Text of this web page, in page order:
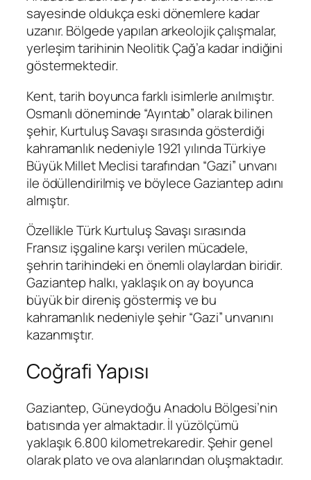
sayesinde oldukça eski dönemlere kadar
uzanır. Bölgede yapılan arkeolojik çalışmalar,
yerleşim tarihinin Neolitik Çağ’a kadar indiğini
göstermektedir.
Kent, tarih boyunca farklı isimlerle anılmıştır.
Osmanlı döneminde “Ayıntab” olarak bilinen
şehir, Kurtuluş Savaşı sırasında gösterdiği
kahramanlık nedeniyle 1921 yılında Türkiye
Büyük Millet Meclisi tarafından “Gazi” unvanı
ile ödüllendirilmiş ve böylece Gaziantep adını
almıştır.
Özellikle Türk Kurtuluş Savaşı sırasında
Fransız işgaline karşı verilen mücadele,
şehrin tarihindeki en önemli olaylardan biridir.
Gaziantep halkı, yaklaşık on ay boyunca
büyük bir direniş göstermiş ve bu
kahramanlık nedeniyle şehir “Gazi” unvanını
kazanmıştır.
Coğrafi Yapısı
Gaziantep, Güneydoğu Anadolu Bölgesi’nin
batısında yer almaktadır. İl yüzölçümü
yaklaşık 6.800 kilometrekaredir. Şehir genel
olarak plato ve ova alanlarından oluşmaktadır.